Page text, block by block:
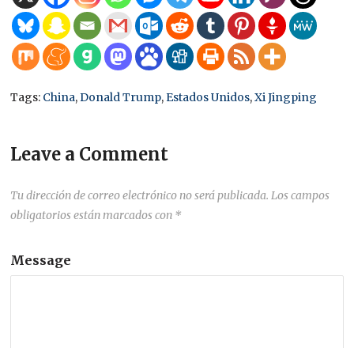
Tags: China,Donald Trump,Estados Unidos,Xi Jingping
Leave a Comment
Tu dirección de correo electrónico no será publicada. Los campos
obligatorios están marcados con *
Message